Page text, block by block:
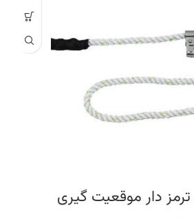
ترمز دار موقعيت گيری